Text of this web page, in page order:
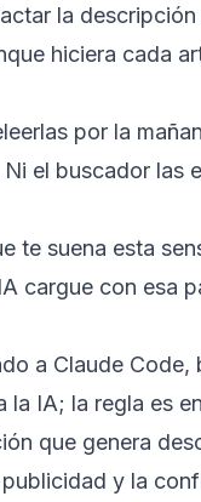
la
hiciera cada
por la
el buscador las
te suena esta
cargue con esa
a Claude
IA; la regla es
que genera
y la